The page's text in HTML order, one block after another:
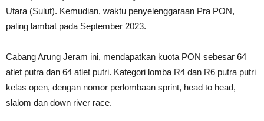
Utara (Sulut). Kemudian, waktu penyelenggaraan Pra PON,
paling lambat pada September 2023.
Cabang Arung Jeram ini, mendapatkan kuota PON sebesar 64
atlet putra dan 64 atlet putri. Kategori lomba R4 dan R6 putra putri
kelas open, dengan nomor perlombaan sprint, head to head,
slalom dan down river race.